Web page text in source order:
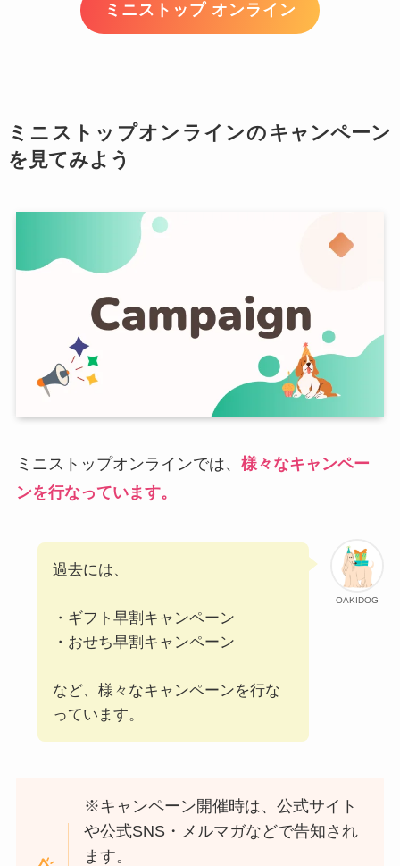
ミニストップ オンライン
ミニストップオンラインの キャンペーン
を見てみよう
ミニストップオンラインでは、 様々なキャンペー
ンを行なっています。
OAKIDOG
過去には、
・ギフト早割キャンペーン
・おせち早割キャンペーン
など、様々なキャンペーンを行な
っています。
※キャンペーン開催時は、公式サイト
や公式SNS・メルマガなどで告知され
ます。